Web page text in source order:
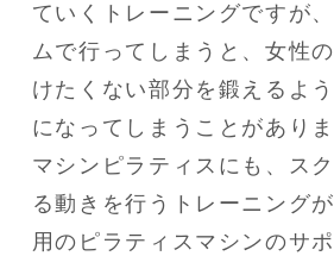
ていくトレーニングですが
ムで行ってしまうと、女性
けたくない部分を鍛えるよ
になってしまうことがありま
マシンピラティスにも、ス
る動きを行うトレーニング
用のピラティスマシンのサ